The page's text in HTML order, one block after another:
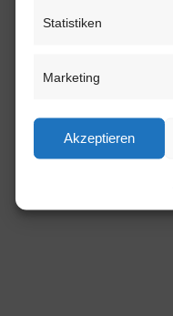
Statistiken
Marketing
Akzeptieren